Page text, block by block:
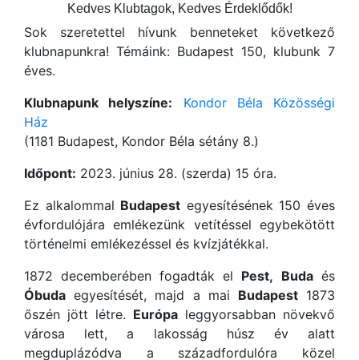
Kedves Klubtagok, Kedves Érdeklődők!
Sok szeretettel hívunk benneteket következő
klubnapunkra! Témáink: Budapest 150, klubunk 7
éves.
Klubnapunk helyszíne:
Kondor Béla Közösségi
Ház
(1181 Budapest, Kondor Béla sétány 8.)
Időpont: 2023. június 28. (szerda) 15 óra.
Ez alkalommal Budapest egyesítésének 150 éves
évfordulójára emlékezünk vetítéssel egybekötött
történelmi emlékezéssel és kvízjátékkal.
1872 decemberében fogadták el Pest, Buda és
Óbuda egyesítését, majd a mai Budapest1873
őszén jött létre. Európa leggyorsabban növekvő
városa lett, a lakosság húsz év alatt
megduplázódva a századfordulóra közel